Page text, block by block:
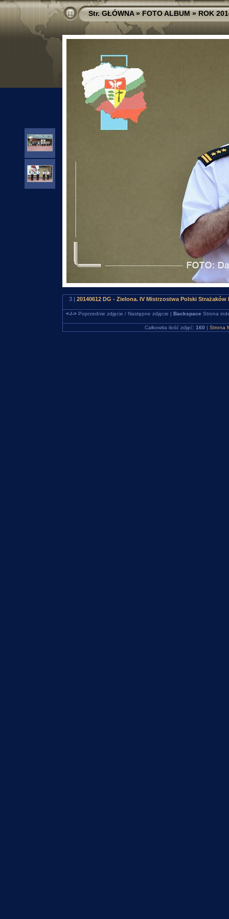
Str. GŁÓWNA»FOTO ALBUM»ROK
3 | 20140612 DG - Zielona. IV Mistrzostwa Polski
<-/->Poprzednie zdjęcie / Następne zdjęcie | Backspace Strona
Całkowita ilość zdjęć: 160 | Strona